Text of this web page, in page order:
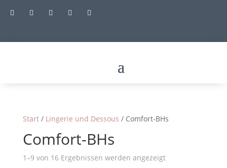
    
Start/ Lingerie und Dessous / Comfort-BHs
Comfort-BHs
1–9 von 16 Ergebnissen werden angezeigt